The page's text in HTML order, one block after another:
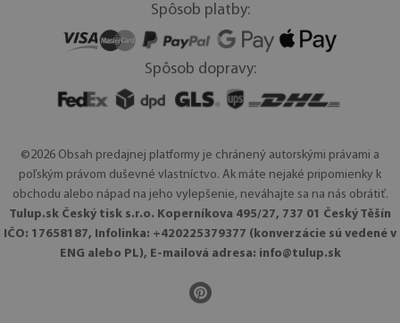
Spôsob platby:
Spôsob dopravy:
©2026 Obsah predajnej platformy je chránený autorskými právami a
poľským právom duševné vlastníctvo. Ak máte nejaké pripomienky k
obchodu alebo nápad na jeho vylepšenie, neváhajte sa na nás obrátiť.
Tulup.sk Český tisk s.r.o. Koperníkova 495/27, 737 01 Český Těšín
IČO: 17658187, Infolinka: +420225379377 (konverzácie sú vedené v
ENG alebo PL), E-mailová adresa: info@tulup.sk